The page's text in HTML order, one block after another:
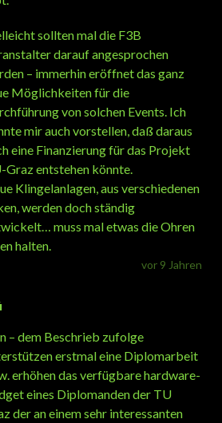
vor 9 Jahren
sollten mal die F3B
darauf angesprochen
– immerhin eröffnet das ganz
Möglichkeiten für die
von solchen Events. Ich
mir auch vorstellen, daß daraus
eine Finanzierung für das Projekt
Graz entstehen könnte.
Klingelanlagen, aus verschiedenen
werden doch ständig
muss mal etwas die Ohren
halten.
– dem Beschrieb zufolge
erstmal eine Diplomarbeit
erhöhen das verfügbare hardware-
eines Diplomanden der TU
der an einem sehr interessanten